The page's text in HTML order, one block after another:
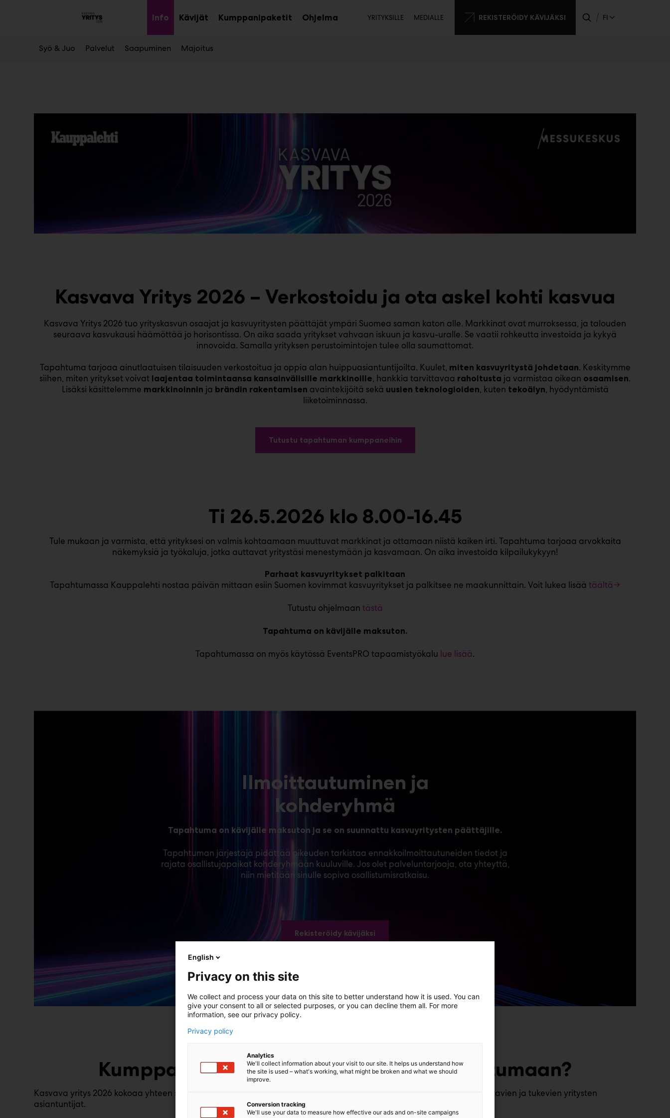
Main
InfoAvaa
alavalikko
Syö & Juo Palvelut Saapuminen Majoitus
Kävijät Kumppanipaketit Ohjelma Toissijainen
YRITYKSILLE MEDIALLE REKISTERÖIDY KÄVIJÄKSI FI
Kasvava Yritys 2026 – Verkostoidu ja ota askel kohti kasvua
Kasvava Yritys 2026 tuo yrityskasvun osaajat ja kasvuyritysten päättäjät ympäri Suomea saman katon alle. Markkinat ovat murroksessa, ja talouden
seuraava kasvukausi häämöttää jo horisontissa. On aika saada yritykset vahvaan iskuun ja kasvu-uralle. Se vaatii rohkeutta investoida ja kykyä
innovoida. Samalla yrityksen perustoimintojen tulee olla saumattomat.
Tapahtuma tarjoaa ainutlaatuisen tilaisuuden verkostoitua ja oppia alan huippuasiantuntijoilta. Kuulet, miten kasvuyritystä johdetaan. Keskitymme
siihen, miten yritykset voivat laajentaa toimintaansa kansainvälisille markkinoille, hankkia tarvittavaa rahoitusta ja varmistaa oikean osaamisen.
Lisäksi käsittelemme markkinoinnin ja brändin rakentamisen avaintekijöitä sekä uusien teknologioiden, kuten tekoälyn, hyödyntämistä
liiketoiminnassa.
Tutustu tapahtuman kumppaneihin
Ti 26.5.2026 klo 8.00-16.45
Tule mukaan ja varmista, että yrityksesi on valmis kohtaamaan muuttuvat markkinat ja ottamaan niistä kaiken irti. Tapahtuma tarjoaa arvokkaita
näkemyksiä ja työkaluja, jotka auttavat yritystäsi menestymään ja kasvamaan. On aika investoida kilpailukykyyn!
Parhaat kasvuyritykset palkitaan
Tapahtumassa Kauppalehti nostaa päivän mittaan esiin Suomen kovimmat kasvuyritykset ja palkitsee ne maakunnittain. Voit lukea lisää täältä→
Tutustu ohjelmaan tästä
Tapahtuma on kävijälle maksuton.
Tapahtumassa on myös käytössä EventsPRO tapaamistyökalu lue lisää.
Ilmoittautuminen ja
kohderyhmä
Tapahtuma on kävijälle maksuton ja se on suunnattu kasvuyritysten päättäjille.
Tapahtuman järjestäjä pidättää oikeuden tarkistaa ennakkoilmoittautuneiden tiedot ja
rajata osallistujapaikat kohderyhmään kuuluville. Jos olet palveluntarjoaja, ota yhteyttä,
niin mietitään sinulle sopiva osallistumisratkaisu.
Rekisteröidy kävijäksi
​Kumppaniksi Kasvava Yritys 2026 -tapahtumaan?
Kasvava yritys 2026 kokoaa yhteen seuraavaa kasvuloikkaa tavoittelevien yritysten päättäjät sekä kasvua mahdollistavien ja tukevien yritysten
asiantuntijat.
English
Privacy on this site
We collect and process your data on this site to better understand how it is used. You can
give your consent to all or selected purposes, or you can decline them all. For more
information, see our privacy policy.
Privacy policy
Analytics
We'll collect information about your visit to our site. It helps us understand how
the site is used – what's working, what might be broken and what we should
improve.
Conversion tracking
We'll use your data to measure how effective our ads and on-site campaigns